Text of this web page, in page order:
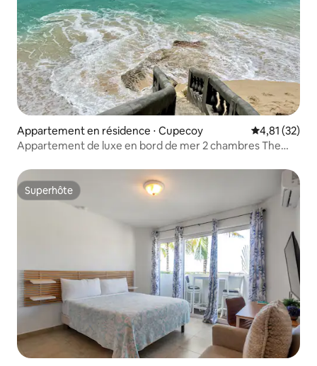
Appartement en résidence ⋅ Cupecoy Évaluation
4,81 (32)
Appartement de luxe en bord de mer 2 chambres The
Superhôte
Superhôte